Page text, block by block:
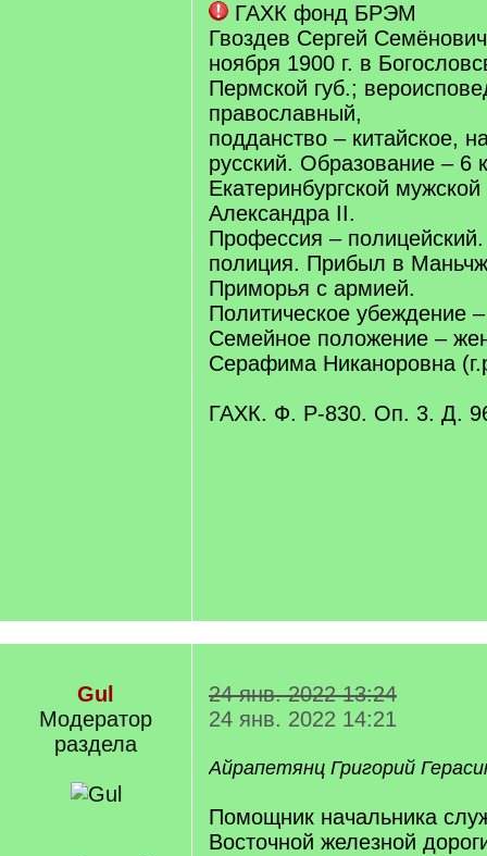
ГАХК фонд БРЭМ
Гвоздев Сергей
ноября 1900 г. в
Пермской губ.;
православный,
подданство – китайское,
русский. Образование – 6
Екатеринбургской
Александра II.
Профессия –
полиция. Прибыл в
Приморья с армией.
Политическое убеждение
Семейное положение –
Серафима Никаноровна
ГАХК. Ф. Р-830. Оп. 3. Д.
Gul
Модератор
раздела
24 янв. 2022 13:24
24 янв. 2022 14:21
Айрапетянц Григорий
Помощник начальника
Восточной железной